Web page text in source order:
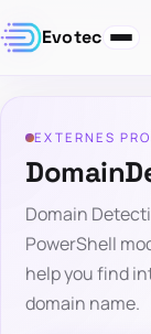
Evotec
EXTERNES
Domain
PowerShell
help you find
domain name.